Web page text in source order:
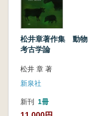
松井章著作集 動物
考古学論
松井 章 著
新泉社
新刊 1冊